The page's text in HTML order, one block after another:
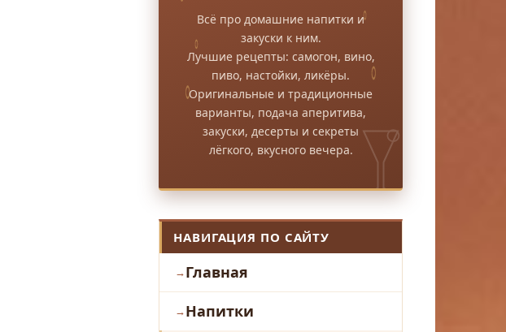
Всё про домашние напитки и
закуски к ним.
Лучшие рецепты: самогон, вино,
пиво, настойки, ликёры.
Оригинальные и традиционные
варианты, подача аперитива,
закуски, десерты и секреты
лёгкого, вкусного вечера.
НАВИГАЦИЯ ПО САЙТУ
Главная
Напитки